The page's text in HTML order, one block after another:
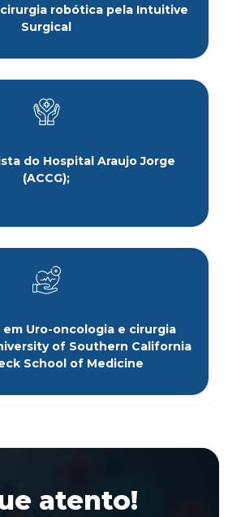
robótica pela Intuitive
Surgical
do Hospital Araujo Jorge
(ACCG);
em Uro-oncologia e cirurgia
of Southern California
School of Medicine
atento!